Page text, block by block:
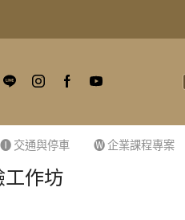
🅘 交通與停車 🅦 企業課程專案
作坊